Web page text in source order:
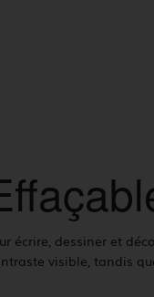
écrire, dessiner et
visible, tandis